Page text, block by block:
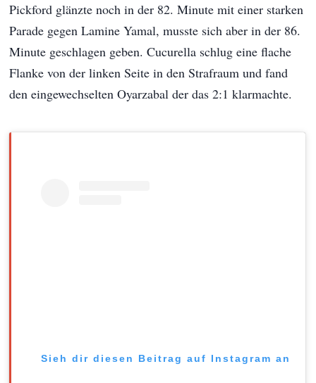
Pickford glänzte noch in der 82. Minute mit einer starken
Parade gegen Lamine Yamal, musste sich aber in der 86.
Minute geschlagen geben. Cucurella schlug eine flache
Flanke von der linken Seite in den Strafraum und fand
den eingewechselten Oyarzabal der das 2:1 klarmachte.
Sieh dir diesen Beitrag auf Instagram an